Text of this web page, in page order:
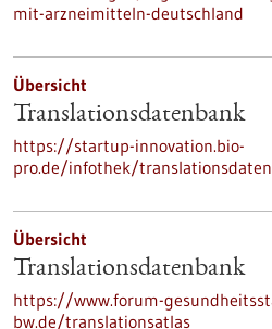
mit-arzneimitteln-deutschland
Übersicht
Translationsdatenbank
https://startup-innovation.bio-
pro.de/infothek/
Übersicht
Translationsdatenbank
https://www.forum-
bw.de/translationsatlas